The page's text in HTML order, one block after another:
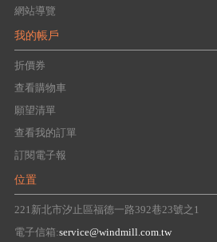
網站導覽
我的帳戶
折價券
查看購物車
願望清單
查看我的訂單
訂閱電子報
位置
221新北市汐止區福德一路392巷23號之1
電子信箱:service@windmill.com.tw